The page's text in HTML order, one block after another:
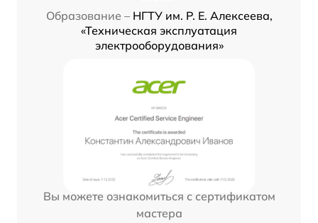
Образование – НГТУ им. Р. Е. Алексеева,
«Техническая эксплуатация
электрооборудования»
Вы можете ознакомиться с сертификатом
мастера